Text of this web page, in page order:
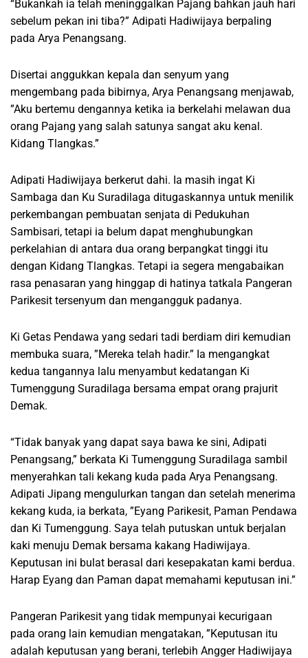
“Bukankah ia telah meninggalkan Pajang bahkan jauh hari
sebelum pekan ini tiba?” Adipati Hadiwijaya berpaling
pada Arya Penangsang.
Disertai anggukkan kepala dan senyum yang
mengembang pada bibirnya, Arya Penangsang menjawab,
”Aku bertemu dengannya ketika ia berkelahi melawan dua
orang Pajang yang salah satunya sangat aku kenal.
Kidang Tlangkas.”
Adipati Hadiwijaya berkerut dahi. Ia masih ingat Ki
Sambaga dan Ku Suradilaga ditugaskannya untuk menilik
perkembangan pembuatan senjata di Pedukuhan
Sambisari, tetapi ia belum dapat menghubungkan
perkelahian di antara dua orang berpangkat tinggi itu
dengan Kidang Tlangkas. Tetapi ia segera mengabaikan
rasa penasaran yang hinggap di hatinya tatkala Pangeran
Parikesit tersenyum dan mengangguk padanya.
Ki Getas Pendawa yang sedari tadi berdiam diri kemudian
membuka suara, ”Mereka telah hadir.” Ia mengangkat
kedua tangannya lalu menyambut kedatangan Ki
Tumenggung Suradilaga bersama empat orang prajurit
Demak.
“Tidak banyak yang dapat saya bawa ke sini, Adipati
Penangsang,” berkata Ki Tumenggung Suradilaga sambil
menyerahkan tali kekang kuda pada Arya Penangsang.
Adipati Jipang mengulurkan tangan dan setelah menerima
kekang kuda, ia berkata, ”Eyang Parikesit, Paman Pendawa
dan Ki Tumenggung. Saya telah putuskan untuk berjalan
kaki menuju Demak bersama kakang Hadiwijaya.
Keputusan ini bulat berasal dari kesepakatan kami berdua.
Harap Eyang dan Paman dapat memahami keputusan ini.”
Pangeran Parikesit yang tidak mempunyai kecurigaan
pada orang lain kemudian mengatakan, ”Keputusan itu
adalah keputusan yang berani, terlebih Angger Hadiwijaya